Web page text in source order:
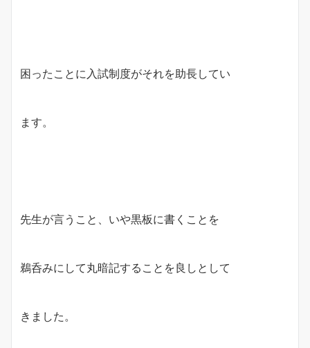
困ったことに入試制度がそれを助長してい
ます。
先生が言うこと、いや黒板に書くことを
鵜呑みにして丸暗記することを良しとして
きました。